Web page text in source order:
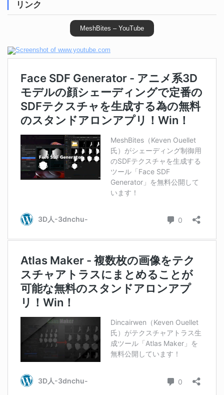
リンク
MeshBites – YouTube